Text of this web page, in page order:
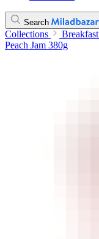
Search
Collections Breakfast
Peach Jam 380g